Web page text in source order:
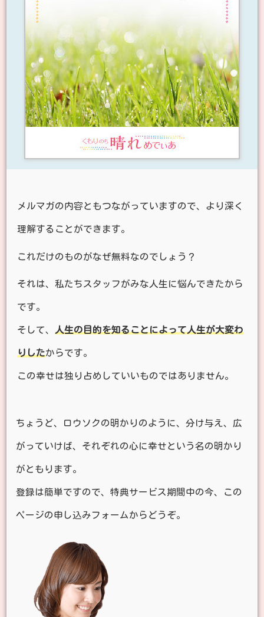
メルマガの内容ともつながっていますので、より深く
理解することができます。
これだけのものがなぜ無料なのでしょう？
それは、私たちスタッフがみな人生に悩んできたから
です。
そして、 人生の目的を知ることによって人生が大変わ
りしたからです。
この幸せは独り占めしていいものではありません。
ちょうど、ロウソクの明かりのように、分け与え、広
がっていけば、それぞれの心に幸せという名の明かり
がともります。
登録は簡単ですので、特典サービス期間中の今、この
ページの申し込みフォームからどうぞ。